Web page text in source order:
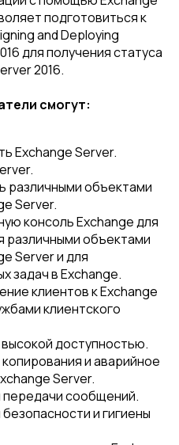
подготовиться к
and Deploying
для получения статуса
2016.
смогут:
Exchange Server.
различными объектами
Server.
консоль Exchange для
различными объектами
Server и для
задач в Exchange.
клиентов к Exchange
клиентского
доступностью.
и аварийное
Server.
сообщений.
и гигиены